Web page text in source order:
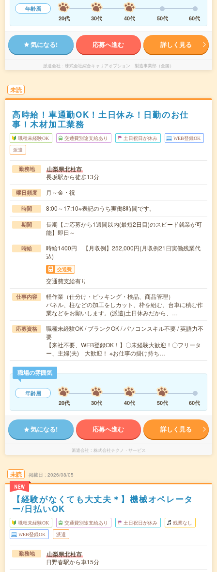
年齢層
20代
30代 40代 50代 60代
気になる! 応募へ進む 詳しく見る
派遣会社 株式会社綜合キャリアオプション 製造事業部（全国）
未読
高時給！車通勤OK！土日休み！日勤のお仕
事！木材加工業務
職種未経験OK 交通費別途支給あり 土日祝日が休み WEB登録OK
派遣
勤務地 山梨県北杜市
長坂駅から徒歩13分
曜日頻度 月～金・祝
時間 8:00～17:10※表記のうち実働8時間です。
期間
長期【ご応募から1週間以内(最短2日目)のスピード就業が可
能】即日～
時給
時給1400円 【月収例】252,000円(月収例21日実働残業代
込)
交通費
交通費支給有り
仕事内容
軽作業（仕分け・ピッキング・検品、商品管理）
パネル、柱などの加工をしカット、枠を組む、台車に積む作
業などをお願いします。(派遣)土日休みだから、…
応募資格
職種未経験OK / ブランクOK / パソコンスキル不要 / 英語力不
要
【来社不要、WEB登録OK！】〇未経験大歓迎！〇フリータ
ー、主婦(夫) 大歓迎！ ※お仕事の掛け持ち…
職場の雰囲気
年齢層
20代
30代 40代 50代 60代
気になる! 応募へ進む 詳しく見る
派遣会社 株式会社テクノ・サービス
未読
NEW
掲載日 2026/08/05
【経験がなくても大丈夫＊】機械オペレータ
ー/日払いOK
職種未経験OK 交通費別途支給あり 土日祝日が休み 残業なし
WEB登録OK 派遣
勤務地 山梨県北杜市
日野春駅から車15分